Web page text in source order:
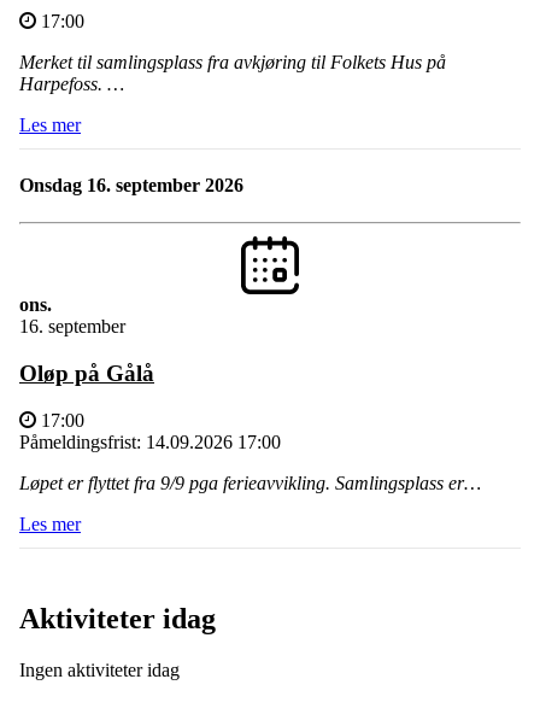
17:00
Merket til samlingsplass fra avkjøring til Folkets Hus på
Harpefoss. …
Les mer
onsdag 16. september 2026
ons.
16. september
Oløp på Gålå
17:00
Påmeldingsfrist: 14.09.2026 17:00
Løpet er flyttet fra 9/9 pga ferieavvikling. Samlingsplass er…
Les mer
Aktiviteter idag
Ingen aktiviteter idag